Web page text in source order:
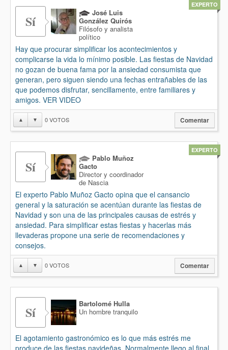
Sí
José Luis
González Quirós
Filósofo y analista
político
Hay que procurar simplificar los acontecimientos y
complicarse la vida lo mínimo posible. Las fiestas de Navidad
no gozan de buena fama por la ansiedad consumista que
generan, pero siguen siendo una fechas entrañables de las
que podemos disfrutar, sencillamente, entre familiares y
amigos. VER VIDEO
EXPERTO
▲ ▼ 0VOTOS Comentar
Sí
Pablo Muñoz
Gacto
Director y coordinador
de Nascia
El experto Pablo Muñoz Gacto opina que el cansancio
general y la saturación se acentúan durante las fiestas de
Navidad y son una de las principales causas de estrés y
ansiedad. Para simplificar estas fiestas y hacerlas más
llevaderas propone una serie de recomendaciones y
consejos.
EXPERTO
▲ ▼ 0VOTOS Comentar
Sí
Bartolomé Hulla
Un hombre tranquilo
El agotamiento gastronómico es lo que más estrés me
produce de las fiestas navideñas. Normalmente llego al final